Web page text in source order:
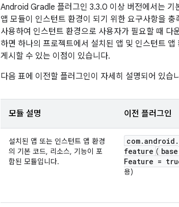
Android Gradle 플러그인 3.3.0 이상 버전에서는 기
앱 모듈이 인스턴트 환경이 되기 위한 요구사항을
사용하여 인스턴트 환경으로 사용자가 필요할 때
하면 하나의 프로젝트에서 설치된 앱 및 인스턴트 앱
게시할 수 있는 이점이 있습니다.
다음 표에 이전할 플러그인이 자세히 설명되어 있습
모듈 설명 이전 플러그인
설치된 앱 또는 인스턴트 앱 환경
의 기본 코드, 리소스, 기능이 포
함된 모듈입니다.
com.android .
feature ( base
Feature =
용)